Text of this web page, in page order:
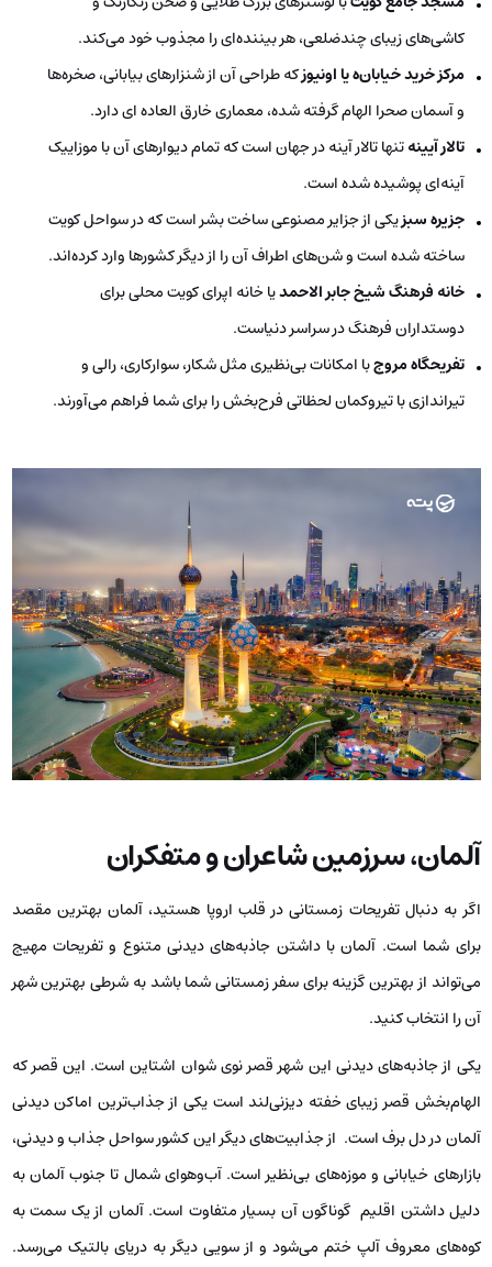
کاشی‌های زیبای چندضلعی، هر بیننده‌ای را مجذوب خود می‌کند.
مرکز خرید خیابان‌ه یا اونیوزکه طراحی آن از شنزارهای بیابانی، صخره‌ها
و آسمان صحرا الهام گرفته شده، معماری خارق العاده ای دارد.
تالار آیینهتنها تالار آینه در جهان است که تمام دیوارهای آن با موزاییک
آینه‌ای پوشیده شده است.
جزیره سبزیکی از جزایر مصنوعی ساخت بشر است که در سواحل کویت
ساخته شده است و شن‌های اطراف آن را از دیگر کشورها وارد کرده‌اند.
خانه فرهنگ شیخ جابر الاحمدیا خانه اپرای کویت محلی برای
دوستداران فرهنگ در سراسر دنیاست.
تفریحگاه مروجبا امکانات بی‌نظیری مثل شکار، سوارکاری، رالی و
تیراندازی با تیروکمان لحظاتی فرح‌بخش را برای شما فراهم می‌آورند.
آلمان، سرزمین شاعران و متفکران
اگر به دنبال تفریحات زمستانی در قلب اروپا هستید، آلمان بهترین مقصد
برای شما است. آلمان با داشتن جاذبه‌های دیدنی متنوع و تفریحات مهیج
می‌تواند از بهترین گزینه برای سفر زمستانی شما باشد به شرطی بهترین شهر
آن را انتخاب کنید.
یکی از جاذبه‌های دیدنی این شهر قصر نوی شوان اشتاین است. این قصر که
الهام‌بخش قصر زیبای خفته دیزنی‌لند است یکی از جذاب‌ترین اماکن دیدنی
آلمان در دل برف است. از جذابیت‌های دیگر این کشور سواحل جذاب و دیدنی،
بازارهای خیابانی و موزه‌های بی‌نظیر است. آب‌وهوای شمال تا جنوب آلمان به
دلیل داشتن اقلیم گوناگون آن بسیار متفاوت است. آلمان از یک سمت به
کوه‌های معروف آلپ ختم می‌شود و از سویی دیگر به دریای بالتیک می‌رسد.